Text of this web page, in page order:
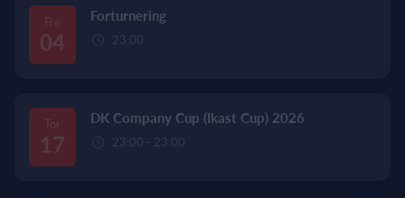
Fre
04
Forturnering
23:00
Tor
17
DK Company Cup (Ikast Cup) 2026
23:00 - 23:00